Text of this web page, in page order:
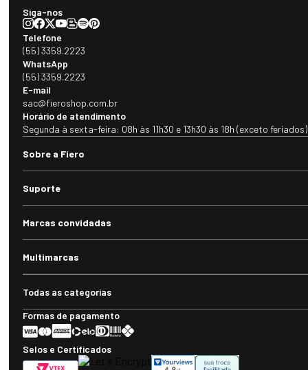
Siga-nos
Telefone
(55) 3359.2223
WhatsApp
(55) 3359.2223
E-mail
sac@fieroshop.com.br
Horário de atendimento
Segunda à sexta-feira: 08h às 11h30 e 13h30 às 18h (exceto feriados)
Sobre a Fiero
Suporte
Marcas convidadas
Multimarcas
Todas as categorias
Formas de pagamento
Selos e Certificados